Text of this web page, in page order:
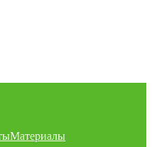
Материалы